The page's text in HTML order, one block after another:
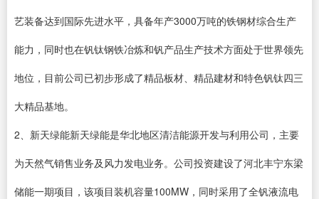
艺装备达到国际先进水平，具备年产3000万吨的铁钢材综合生产
能力，同时也在钒钛钢铁冶炼和钒产品生产技术方面处于世界领先
地位，目前公司已初步形成了精品板材、精品建材和特色钒钛四三
大精品基地。
2、新天绿能新天绿能是华北地区清洁能源开发与利用公司，主要
为天然气销售业务及风力发电业务。公司投资建设了河北丰宁东梁
储能一期项目，该项目装机容量100MW，同时采用了全钒液流电